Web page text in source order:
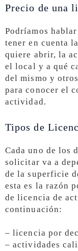
Precio de una
Podríamos
tener en cuenta
quiere abrir, la
el local y a qué
del mismo y
para conocer el
actividad.
Tipos de
Cada uno de los
solicitar va a
de la superficie
esta es la razón
de licencia de
continuación:
– licencia por
– actividades